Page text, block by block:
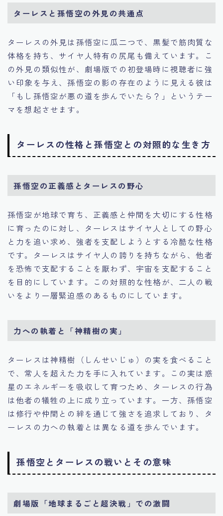
ターレスと孫悟空の外見の共通点
ターレスの外見は孫悟空に瓜二つで、黒髪で筋肉質な
体格を持ち、サイヤ人特有の尻尾も備えています。こ
の外見の類似性が、劇場版での初登場時に視聴者に強
い印象を与え、孫悟空の影の存在のように見える彼は
「もし孫悟空が悪の道を歩んでいたら？」というテー
マを想起させます。
ターレスの性格と孫悟空との対照的な生き方
孫悟空の正義感とターレスの野心
孫悟空が地球で育ち、正義感と仲間を大切にする性格
に育ったのに対し、ターレスはサイヤ人としての野心
と力を追い求め、強者を支配しようとする冷酷な性格
です。ターレスはサイヤ人の誇りを持ちながら、他者
を恐怖で支配することを厭わず、宇宙を支配すること
を目的にしています。この対照的な性格が、二人の戦
いをより一層緊迫感のあるものにしています。
力への執着と「神精樹の実」
ターレスは神精樹（しんせいじゅ）の実を食べること
で、常人を超えた力を手に入れています。この実は惑
星のエネルギーを吸収して育つため、ターレスの行為
は他者の犠牲の上に成り立っています。一方、孫悟空
は修行や仲間との絆を通じて強さを追求しており、タ
ーレスの力への執着とは異なる道を歩んでいます。
孫悟空とターレスの戦いとその意味
劇場版「地球まるごと超決戦」での激闘